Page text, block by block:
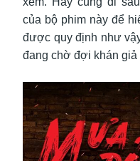
của bộ phim này để
được quy định như
đang chờ đợi khán giả